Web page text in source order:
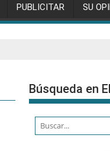
PUBLICITAR SU
Búsqueda en